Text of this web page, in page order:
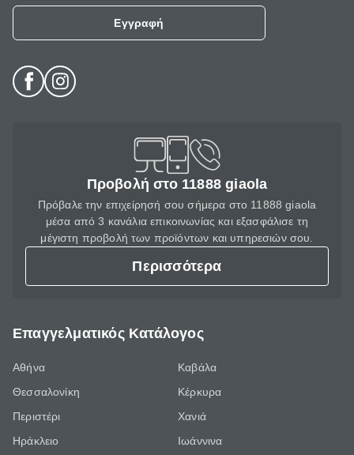
Εγγραφή
Προβολή στο 11888 giaola
Πρόβαλε την επιχείρησή σου σήμερα στο 11888 giaola
μέσα από 3 κανάλια επικοινωνίας και εξασφάλισε τη
μέγιστη προβολή των προϊόντων και υπηρεσιών σου.
Περισσότερα
Επαγγελματικός Κατάλογος
Αθήνα
Θεσσαλονίκη
Περιστέρι
Ηράκλειο
Καβάλα
Κέρκυρα
Χανιά
Ιωάννινα